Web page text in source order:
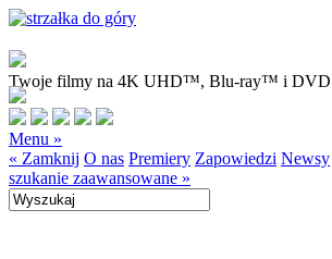
Twoje filmy na 4K UHD™, Blu-ray™ i DVD
Menu »
« Zamknij O nas Premiery Zapowiedzi Newsy
szukanie zaawansowane »